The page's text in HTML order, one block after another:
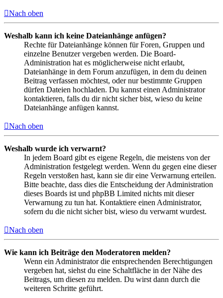
Nach oben
Weshalb kann ich keine Dateianhänge anfügen?
Rechte für Dateianhänge können für Foren, Gruppen und
einzelne Benutzer vergeben werden. Die Board-
Administration hat es möglicherweise nicht erlaubt,
Dateianhänge in dem Forum anzufügen, in dem du deinen
Beitrag verfassen möchtest, oder nur bestimmte Gruppen
dürfen Dateien hochladen. Du kannst einen Administrator
kontaktieren, falls du dir nicht sicher bist, wieso du keine
Dateianhänge anfügen kannst.
Nach oben
Weshalb wurde ich verwarnt?
In jedem Board gibt es eigene Regeln, die meistens von der
Administration festgelegt werden. Wenn du gegen eine dieser
Regeln verstoßen hast, kann sie dir eine Verwarnung erteilen.
Bitte beachte, dass dies die Entscheidung der Administration
dieses Boards ist und phpBB Limited nichts mit dieser
Verwarnung zu tun hat. Kontaktiere einen Administrator,
sofern du die nicht sicher bist, wieso du verwarnt wurdest.
Nach oben
Wie kann ich Beiträge den Moderatoren melden?
Wenn ein Administrator die entsprechenden Berechtigungen
vergeben hat, siehst du eine Schaltfläche in der Nähe des
Beitrags, um diesen zu melden. Du wirst dann durch die
weiteren Schritte geführt.